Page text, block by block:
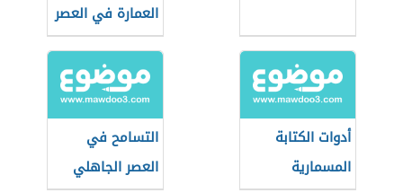
العمارة في العصر
الأندلسي
أدوات الكتابة
المسمارية
التسامح في
العصر الجاهلي